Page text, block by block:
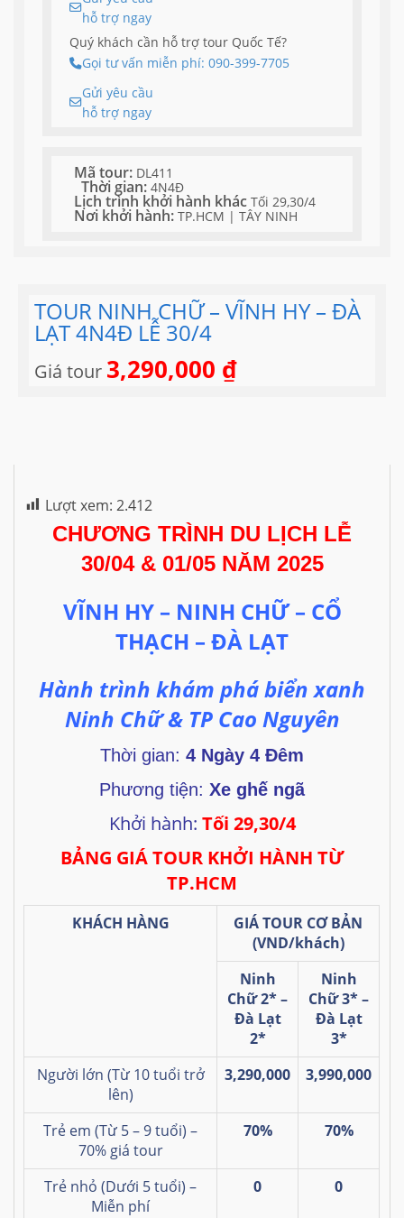
hỗ trợ ngay
Quý khách cần hỗ trợ tour Quốc Tế?
Gọi tư vấn miễn phí: 090-399-7705
Gửi yêu cầu
hỗ trợ ngay
Mã tour: DL411
Thời gian: 4N4Đ
Lịch trình khởi hành khác Tối 29,30/4
Nơi khởi hành: TP.HCM | TÂY NINH
TOUR NINH CHỮ – VĨNH HY – ĐÀ
LẠT 4N4Đ LỄ 30/4
Giá tour 3,290,000 ₫
Lượt xem: 2.412
CHƯƠNG TRÌNH DU LỊCH LỄ
30/04 & 01/05 NĂM 2025
VĨNH HY – NINH CHỮ – CỔ
THẠCH – ĐÀ LẠT
Hành trình khám phá biển xanh
Ninh Chữ & TP Cao Nguyên
Thời gian: 4 Ngày 4 Đêm
Phương tiện: Xe ghế ngã
Khởi hành: Tối 29,30/4
BẢNG GIÁ TOUR KHỞI HÀNH TỪ
TP.HCM
KHÁCH HÀNG
GIÁ TOUR CƠ BẢN
(VND/khách)
Ninh
Chữ 2* –
Đà Lạt
2*
Ninh
Chữ 3* –
Đà Lạt
3*
Người lớn (Từ 10 tuổi trở
lên)
3,290,000 3,990,000
Trẻ em (Từ 5 – 9 tuổi) –
70% giá tour
70% 70%
Trẻ nhỏ (Dưới 5 tuổi) –
Miễn phí
0 0